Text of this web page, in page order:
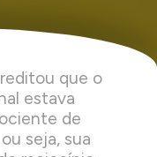
que o
estava
de
seja, sua